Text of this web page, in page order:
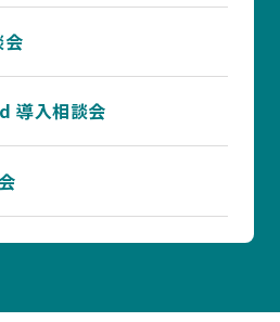
会
導入相談会